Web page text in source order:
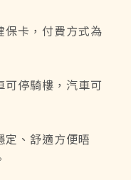
保卡，付費方式為
停騎樓，汽車可
定、舒適方便晤